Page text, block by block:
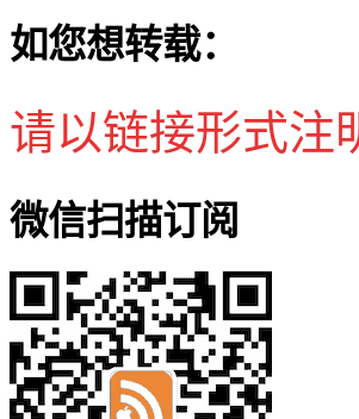
如您想转载：
请以链接形式注
微信扫描订阅